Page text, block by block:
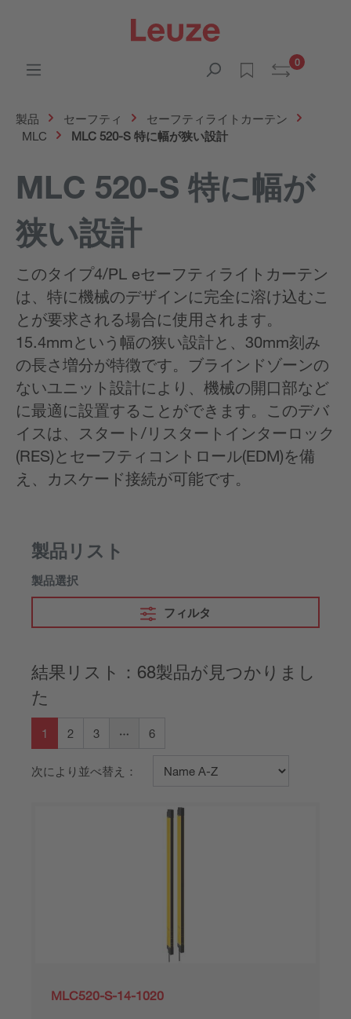
0
製品 セーフティ
セーフティライトカーテン
MLC
MLC 520-S 特に幅が狭い設計
MLC 520-S 特に幅が
狭い設計
このタイプ4/PL eセーフティライトカーテン
は、特に機械のデザインに完全に溶け込むこ
とが要求される場合に使用されます。
15.4mmという幅の狭い設計と、30mm刻み
の長さ増分が特徴です。ブラインドゾーンの
ないユニット設計により、機械の開口部など
に最適に設置することができます。このデバ
イスは、スタート/リスタートインターロック
(RES)とセーフティコントロール(EDM)を備
え、カスケード接続が可能です。
製品リスト
製品選択
フィルタ
結果リスト：68製品が見つかりまし
た
1 2 3 6
次により並べ替え：
MLC520-S-14-1020